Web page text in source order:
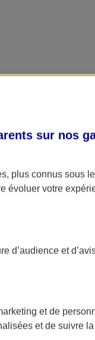
sur nos
plus connus sous
évoluer votre
d’audience et
et de
et de suivre